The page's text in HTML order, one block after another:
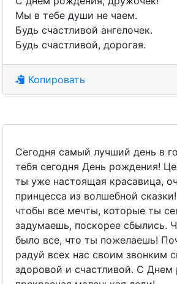
Мы в тебе души не чаем.
Будь счастливой ангелочек.
Будь счастливой, дорогая.
Копировать
Сегодня самый лучший день в
тебя сегодня День рождения!
ты уже настоящая красавица,
принцесса из волшебной
чтобы все мечты, которые ты
задумаешь, поскорее сбылись.
было все, что ты пожелаешь!
радуй всех нас своим звонким
здоровой и счастливой. С Днем